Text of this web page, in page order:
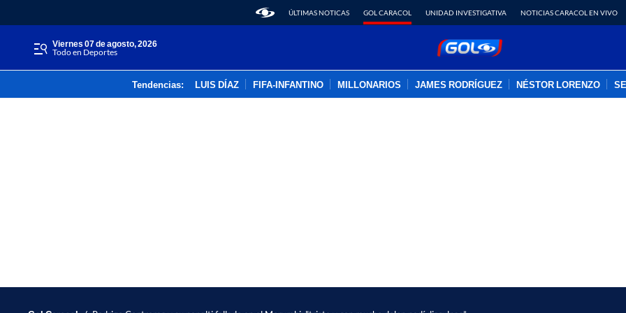
ÚLTIMAS NOTICAS GOL CARACOL UNIDAD INVESTIGATIVA NOTICIAS CARACOL EN VIVO
viernes 07 de agosto, 2026
Todo en Deportes
Tendencias: LUIS DÍAZ FIFA-INFANTINO MILLONARIOS JAMES RODRÍGUEZ NÉSTOR LORENZO